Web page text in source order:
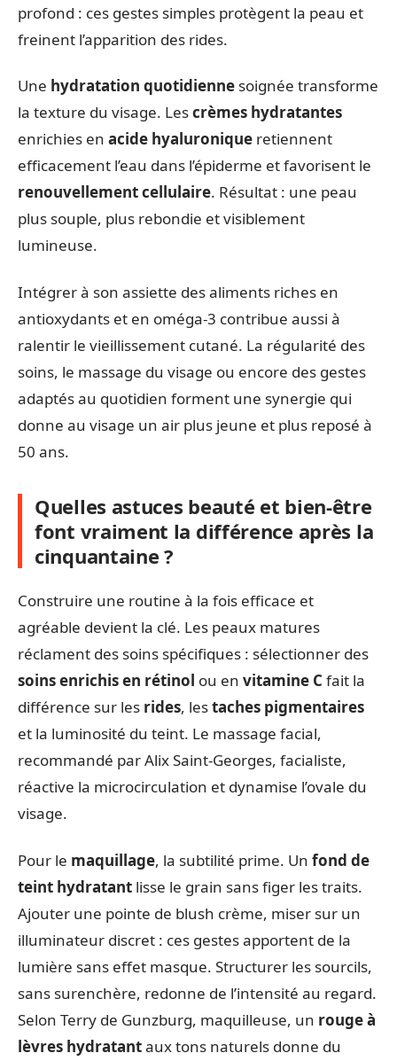
profond : ces gestes simples protègent la peau et
freinent l’apparition des rides.
Une hydratation quotidienne soignée transforme
la texture du visage. Lescrèmes hydratantes
enrichies en acide hyaluronique retiennent
efficacement l’eau dans l’épiderme et favorisent le
renouvellement cellulaire. Résultat : une peau
plus souple, plus rebondie et visiblement
lumineuse.
Intégrer à son assiette des aliments riches en
antioxydants et en oméga-3 contribue aussi à
ralentir le vieillissement cutané. La régularité des
soins, le massage du visage ou encore des gestes
adaptés au quotidien forment une synergie qui
donne au visage un air plus jeune et plus reposé à
50 ans.
Quelles astuces beauté et bien-être
font vraiment la différence après la
cinquantaine ?
Construire une routine à la fois efficace et
agréable devient la clé. Les peaux matures
réclament des soins spécifiques : sélectionner des
soins enrichis en rétinol ou en vitamine C fait la
différence sur les rides, lestaches pigmentaires
et la luminosité du teint. Le massage facial,
recommandé par Alix Saint-Georges, facialiste,
réactive la microcirculation et dynamise l’ovale du
visage.
Pour le maquillage, la subtilité prime. Un fond de
teint hydratant lisse le grain sans figer les traits.
Ajouter une pointe de blush crème, miser sur un
illuminateur discret : ces gestes apportent de la
lumière sans effet masque. Structurer les sourcils,
sans surenchère, redonne de l’intensité au regard.
Selon Terry de Gunzburg, maquilleuse, un rouge à
lèvres hydratantaux tons naturels donne du